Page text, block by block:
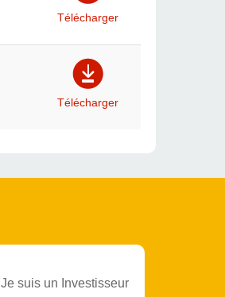
Télécharger
Télécharger
Je suis un Investisseur